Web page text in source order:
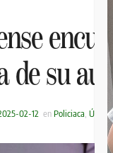
de su auto
02-12 en Policiaca